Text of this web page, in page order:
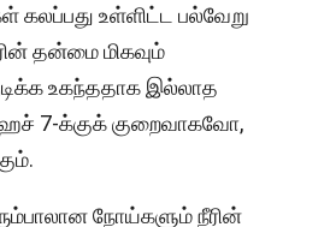
கலப்பது உள்ளிட்ட பல்வேறு
தன்மை மிகவும்
உகந்ததாக இல்லாத
7-க்குக் குறைவாகவோ,
நோய்களும் நீரின்